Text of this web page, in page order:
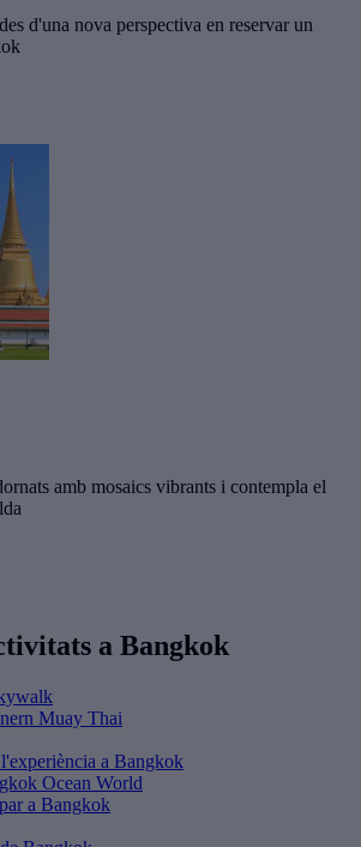
d'una nova perspectiva en reservar un
amb mosaics vibrants i contempla el
a Bangkok
Muay Thai
a Bangkok
Ocean World
a Bangkok